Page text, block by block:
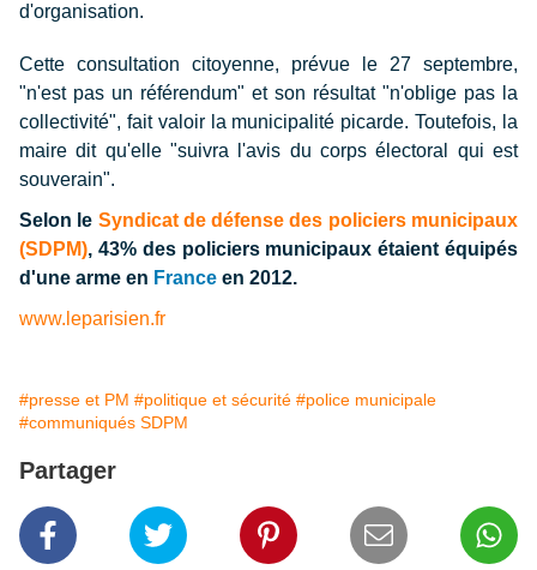
d'organisation.
Cette consultation citoyenne, prévue le 27 septembre,
"n'est pas un référendum" et son résultat "n'oblige pas la
collectivité", fait valoir la municipalité picarde. Toutefois, la
maire dit qu'elle "suivra l'avis du corps électoral qui est
souverain".
Selon le Syndicat de défense des policiers municipaux
(SDPM), 43% des policiers municipaux étaient équipés
d'une arme en France en 2012.
www.leparisien.fr
#presse et PM #politique et sécurité #police municipale
#communiqués SDPM
Partager